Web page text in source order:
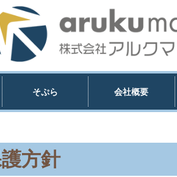
そぷら 会社概要
方針